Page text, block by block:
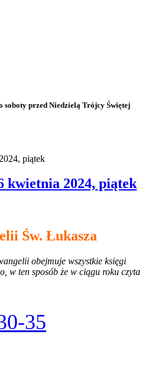
przed Niedzielą Trójcy Świętej
piątek
2024, piątek
Św. Łukasza
obejmuje wszystkie księgi
w ten sposób że w ciągu roku czyta
35